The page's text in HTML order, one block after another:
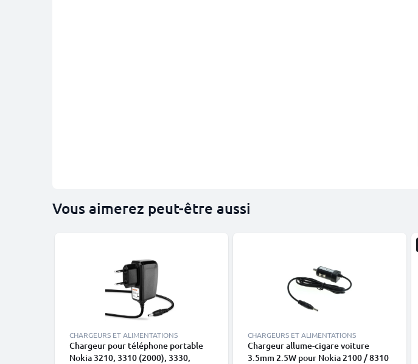
Vous aimerez peut-être aussi
CHARGEURS ET ALIMENTATIONS
Chargeur pour téléphone portable
Nokia 3210, 3310 (2000), 3330,
CHARGEURS ET ALIMENTATIONS
Chargeur allume-cigare voiture
3.5mm 2.5W pour Nokia 2100 / 8310